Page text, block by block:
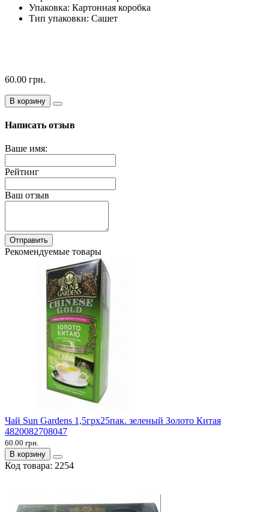
Упаковка: Картонная коробка
Тип упаковки: Сашет
60.00 грн.
В корзину
Написать отзыв
Ваше имя:
Рейтинг
Ваш отзыв
Отправить
Рекомендуемые товары
Чай Sun Gardens 1,5грх25пак. зеленый Золото Китая
4820082708047
60.00 грн.
В корзину
Код товара: 2254